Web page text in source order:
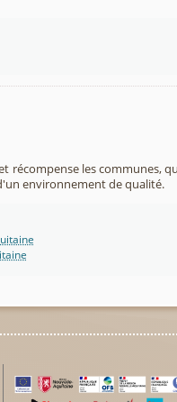
récompense les communes,
environnement de qualité.